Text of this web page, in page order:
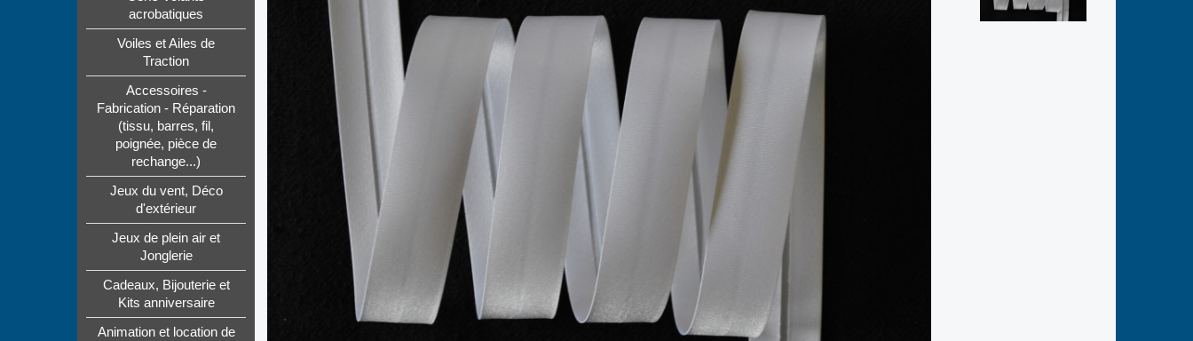
acrobatiques
Voiles et Ailes de
Traction
Accessoires -
Fabrication - Réparation
(tissu, barres, fil,
poignée, pièce de
rechange...)
Jeux du vent, Déco
d'extérieur
Jeux de plein air et
Jonglerie
Cadeaux, Bijouterie et
Kits anniversaire
Animation et location de